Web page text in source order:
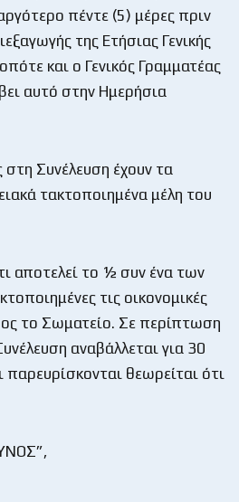
πέντε (5) μέρες πριν
της Ετήσιας Γενικής
και ο Γενικός Γραμματέας
αυτό στην Ημερήσια
Συνέλευση έχουν τα
τακτοποιημένα μέλη του
αποτελεί το ½ συν ένα των
τις οικονομικές
το Σωματείο. Σε περίπτωση
αναβάλλεται για 30
θεωρείται ότι